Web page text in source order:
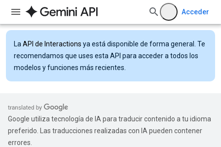
Acceder
La API de Interactions ya está disponible de forma general. Te
recomendamos que uses esta API para acceder a todos los
modelos y funciones más recientes.
Google utiliza tecnología de IA para traducir contenido a tu idioma
preferido. Las traducciones realizadas con IA pueden contener
errores.